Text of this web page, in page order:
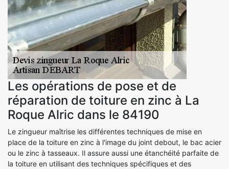
Les opérations de pose et de
réparation de toiture en zinc à La
Roque Alric dans le 84190
Le zingueur maîtrise les différentes techniques de mise en
place de la toiture en zinc à l'image du joint debout, le bac acier
ou le zinc à tasseaux. Il assure aussi une étanchéité parfaite de
la toiture en utilisant des techniques spécifiques et des